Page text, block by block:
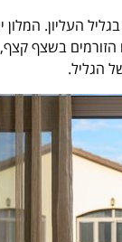
העליון.
בשצף קצף,
הגליל.